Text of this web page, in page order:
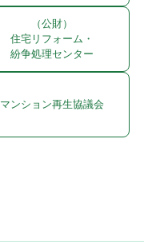
（公財）
住宅リフォーム・
紛争処理センター
マンション再生協議会